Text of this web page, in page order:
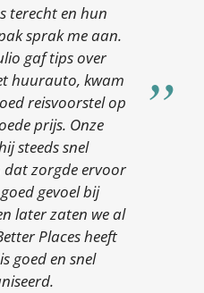
terecht en hun
sprak me aan.
gaf tips over
huurauto, kwam
reisvoorstel op
prijs. Onze
steeds snel
zorgde ervoor
gevoel bij
later zaten we al
Places heeft
goed en snel